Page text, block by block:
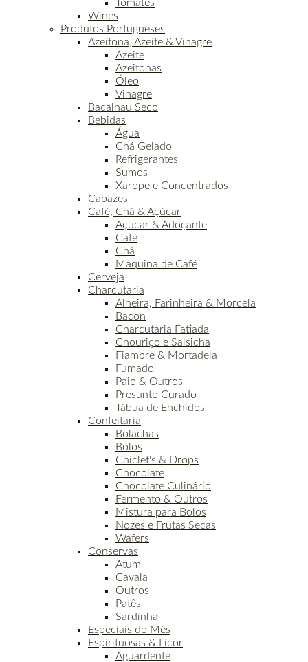
Tomates
Wines
Produtos Portugueses
Azeitona, Azeite & Vinagre
Azeite
Azeitonas
Óleo
Vinagre
Bacalhau Seco
Bebidas
Água
Chá Gelado
Refrigerantes
Sumos
Xarope e Concentrados
Cabazes
Café, Chá & Açúcar
Açúcar & Adoçante
Café
Chá
Máquina de Café
Cerveja
Charcutaria
Alheira, Farinheira & Morcela
Bacon
Charcutaria Fatiada
Chouriço e Salsicha
Fiambre & Mortadela
Fumado
Paio & Outros
Presunto Curado
Tábua de Enchidos
Confeitaria
Bolachas
Bolos
Chiclet's & Drops
Chocolate
Chocolate Culinário
Fermento & Outros
Mistura para Bolos
Nozes e Frutas Secas
Wafers
Conservas
Atum
Cavala
Outros
Patês
Sardinha
Especiais do Mês
Espirituosas & Licor
Aguardente